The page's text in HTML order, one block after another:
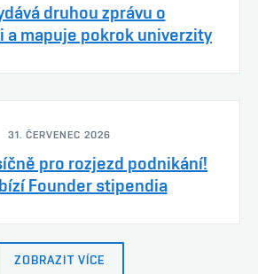
druhou zprávu o
mapuje pokrok univerzity
31. ČERVENEC 2026
pro rozjezd podnikání!
Founder stipendia
ZOBRAZIT VÍCE